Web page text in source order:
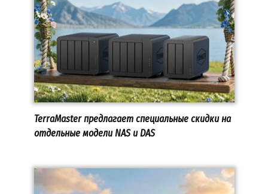
TerraMaster предлагает специальные скидки на
отдельные модели NAS и DAS